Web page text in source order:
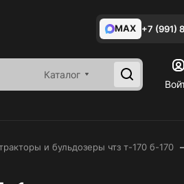
MAX +7 (991)
Каталог
и бульдозеры чтз т-170 б-170